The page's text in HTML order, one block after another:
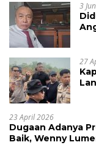
3
27
23 April 2026
Dugaan Adanya
Baik, Wenny